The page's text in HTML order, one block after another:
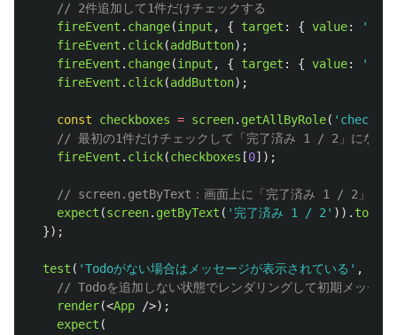
// 2件追加して1件だけチェックする
fireEvent . change(input , { target : { value: '
fireEvent . click(addButton);
fireEvent . change(input , { target : { value: '
fireEvent . click(addButton);
const checkboxes = screen. getAllByRole( ' checkbox
// 最初の1件だけチェックして「完了済み 1 / 2」になる
fireEvent . click(checkboxes [0]);
// screen.getByText：画面上に「完了済み 1 / 2」とい
expect (screen. getByText ( ' 完了済み 1 / 2 ' )).
});
test ( 'Todoがない場合はメッセージが表示されている ' ,
// Todoを追加しない状態でレンダリングして初期メッセー
render(<App
/>);
expect (